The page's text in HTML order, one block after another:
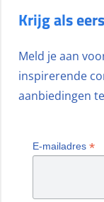
Krijg als
Meld je aan
inspirerende
aanbiedingen
E-mailadres *